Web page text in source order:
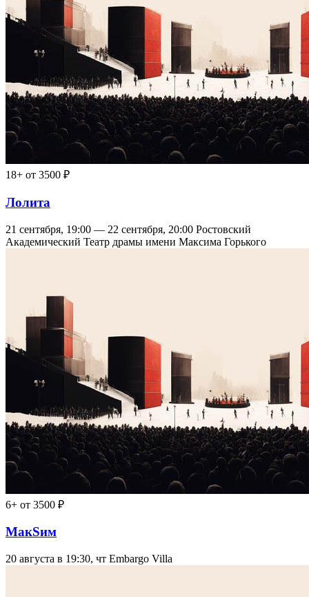
18+ от 3500 ₽
Лолита
21 сентября, 19:00 — 22 сентября, 20:00 Ростовский
Академический Театр драмы имени Максима Горького
6+ от 3500 ₽
МакSим
20 августа в 19:30, чт Embargo Villa